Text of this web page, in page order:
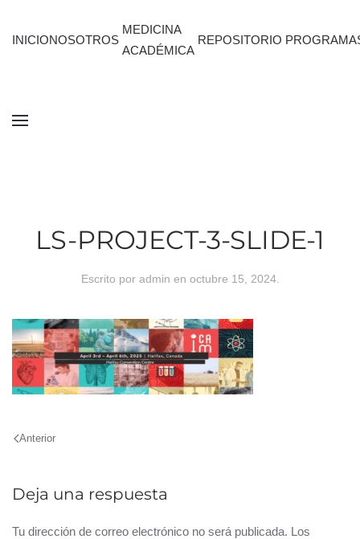
INICIONOSOTROS
MEDICINA
ACADÉMICA
REPOSITORIO
LS-PROJECT-3-SLIDE-1
Escrito por admin en octubre 15, 2024.
Anterior
Deja una respuesta
Tu dirección de correo electrónico no será publicada. Los